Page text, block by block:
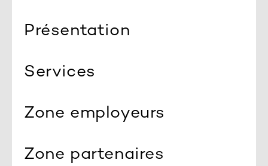
Présentation
Services
Zone employeurs
Zone partenaires